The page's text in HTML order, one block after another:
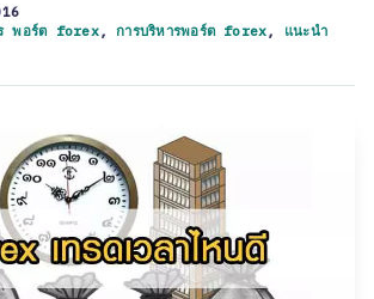
พอร์ต forex,การบริหารพอร์ต forex , แนะนำ